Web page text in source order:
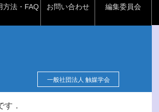
方法・FAQ お問い合わせ 編集委員会
一般社団法人 触媒学会
．